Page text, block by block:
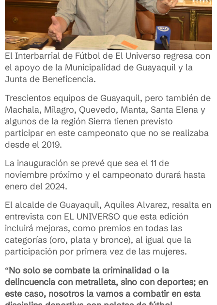
El Interbarrial de Fútbol de El Universo regresa con
el apoyo de la Municipalidad de Guayaquil y la
Junta de Beneficencia.
Trescientos equipos de Guayaquil, pero también de
Machala, Milagro, Quevedo, Manta, Santa Elena y
algunos de la región Sierra tienen previsto
participar en este campeonato que no se realizaba
desde el 2019.
La inauguración se prevé que sea el 11 de
noviembre próximo y el campeonato durará hasta
enero del 2024.
El alcalde de Guayaquil, Aquiles Alvarez, resalta en
entrevista con EL UNIVERSO que esta edición
incluirá mejoras, como premios en todas las
categorías (oro, plata y bronce), al igual que la
participación por primera vez de las mujeres.
“No solo se combate la criminalidad o la
delincuencia con metralleta, sino con deportes; en
este caso, nosotros la vamos a combatir en esta